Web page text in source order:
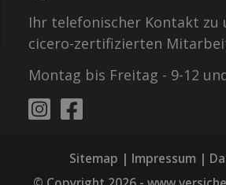
Ihr telefonischer Kontakt zu
cicero-zertifizierten
Montag bis Freitag - 9-12
Sitemap | Impressum |